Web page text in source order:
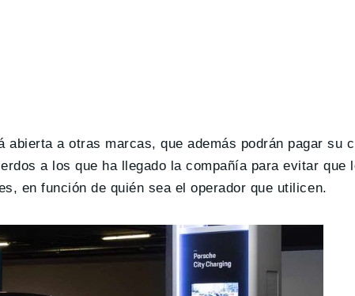
a otras marcas, que además podrán pagar su
a los que ha llegado la compañía para evitar que
en función de quién sea el operador que utilicen.